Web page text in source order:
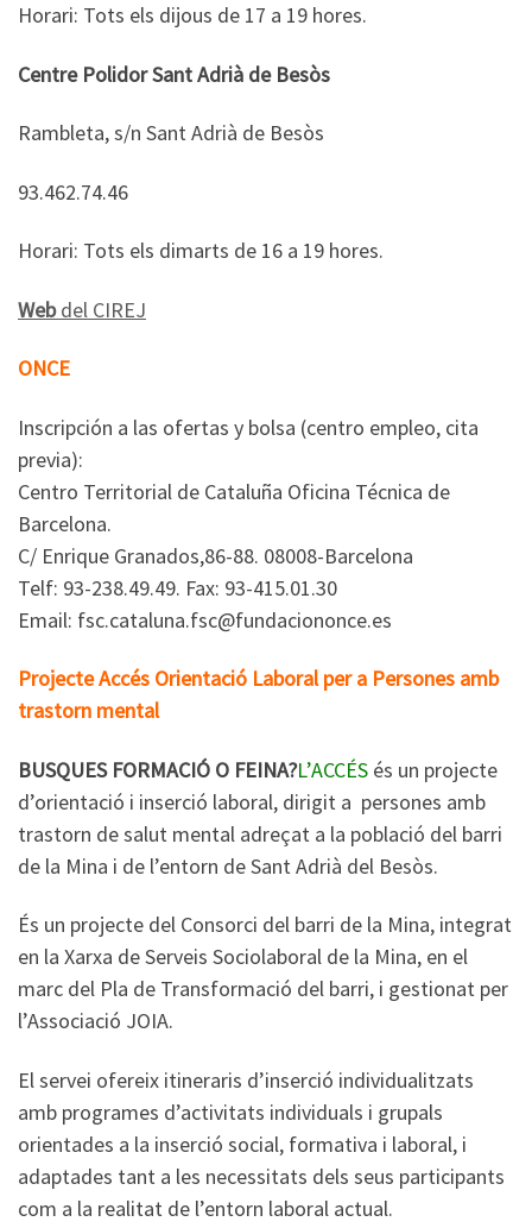
Horari: Tots els dijous de 17 a 19 hores.
Centre Polidor Sant Adrià de Besòs
Rambleta, s/n Sant Adrià de Besòs
93.462.74.46
Horari: Tots els dimarts de 16 a 19 hores.
Webdel CIREJ
ONCE
Inscripción a las ofertas y bolsa (centro empleo, cita
previa):
Centro Territorial de Cataluña Oficina Técnica de
Barcelona.
C/ Enrique Granados,86-88. 08008-Barcelona
Telf: 93-238.49.49. Fax: 93-415.01.30
Email: fsc.cataluna.fsc@fundaciononce.es
Projecte Accés Orientació Laboral per a Persones amb
trastorn mental
BUSQUES FORMACIÓ O FEINA?L’ACCÉS és un projecte
d’orientació i inserció laboral, dirigit a persones amb
trastorn de salut mental adreçat a la població del barri
de la Mina i de l’entorn de Sant Adrià del Besòs.
És un projecte del Consorci del barri de la Mina, integrat
en la Xarxa de Serveis Sociolaboral de la Mina, en el
marc del Pla de Transformació del barri, i gestionat per
l’Associació JOIA.
El servei ofereix itineraris d’inserció individualitzats
amb programes d’activitats individuals i grupals
orientades a la inserció social, formativa i laboral, i
adaptades tant a les necessitats dels seus participants
com a la realitat de l’entorn laboral actual.